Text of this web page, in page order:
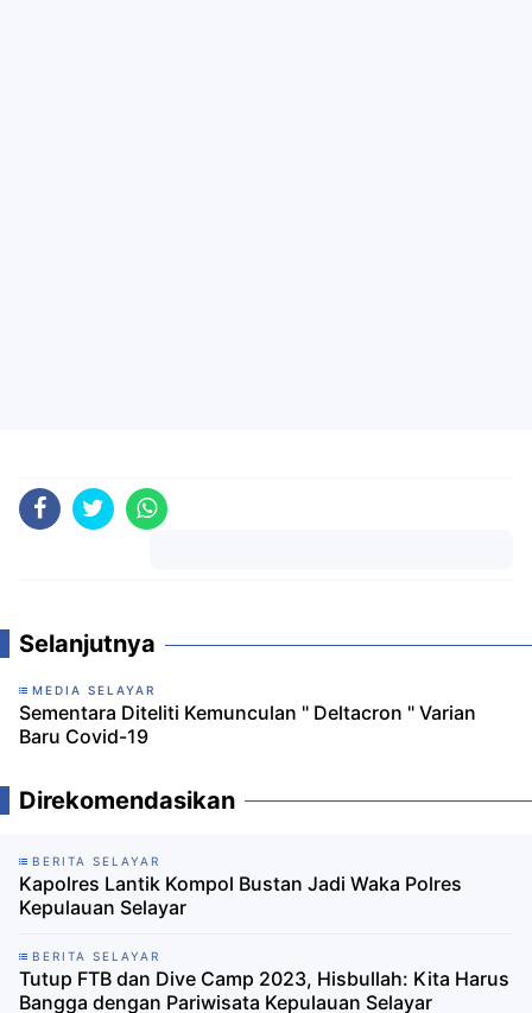
Selanjutnya
MEDIA SELAYAR
Sementara Diteliti Kemunculan " Deltacron " Varian
Baru Covid-19
Direkomendasikan
BERITA SELAYAR
Kapolres Lantik Kompol Bustan Jadi Waka Polres
Kepulauan Selayar
BERITA SELAYAR
Tutup FTB dan Dive Camp 2023, Hisbullah: Kita Harus
Bangga dengan Pariwisata Kepulauan Selayar